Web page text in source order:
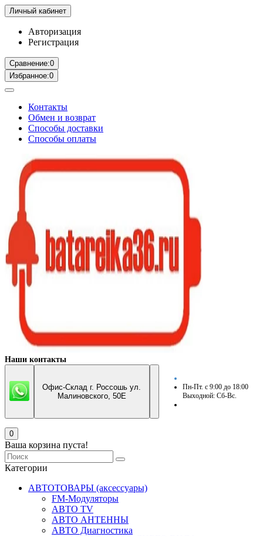
Личный кабинет
Авторизация
Регистрация
Сравнение:0
Избранное:0
Контакты
Обмен и возврат
Способы доставки
Способы оплаты
Наши контакты
Офис-Склад г. Россошь ул.
Малиновского, 50Е
Пн-Пт. с 9:00 до 18:00
Выходной: Сб-Вс.
0
Ваша корзина пуста!
Категории
АВТОТОВАРЫ (аксессуары)
FM-Модуляторы
АВТО TV
АВТО АНТЕННЫ
АВТО Диагностика